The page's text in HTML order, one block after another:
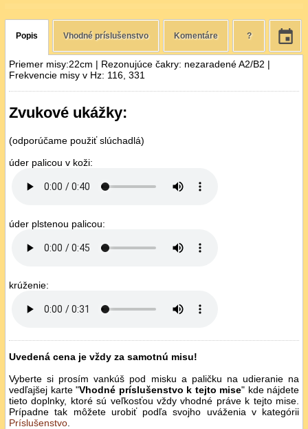
Popis Vhodné príslušenstvo Komentáre ?
Priemer misy:22cm | Rezonujúce čakry: nezaradené A2/B2 |
Frekvencie misy v Hz: 116, 331
Zvukové ukážky:
(odporúčame použiť slúchadlá)
úder palicou v koži:
úder plstenou palicou:
krúženie:
Uvedená cena je vždy za samotnú misu!
Vyberte si prosím vankúš pod misku a paličku na udieranie na
vedľajšej karte "Vhodné príslušenstvo k tejto mise" kde nájdete
tieto doplnky, ktoré sú veľkosťou vždy vhodné práve k tejto mise.
Prípadne tak môžete urobiť podľa svojho uváženia v kategórii
Príslušenstvo